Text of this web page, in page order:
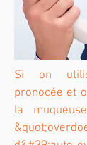
Si on
pronocée et
la